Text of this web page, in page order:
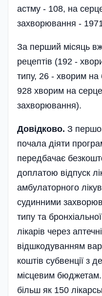
астму - 108, на
захворювання -
За перший місяць
рецептів (192 -
типу, 26 - хворим на
928 хворим на
захворювання).
Довідково. З
почала діяти
передбачає
доплатою відпуск
амбулаторного
судинними
типу та
лікарів через
відшкодуванням
коштів субвенції з
місцевим бю­джетам.
більш як 150